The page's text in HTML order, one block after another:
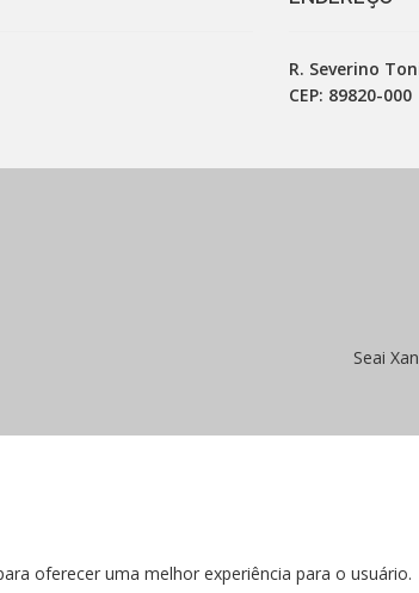
R. Severino
CEP: 89820-000
Seai
oferecer uma melhor experiência para o usuário.